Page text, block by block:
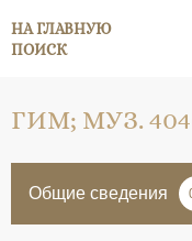
НА ГЛАВНУЮ
ПОИСК
ГИМ; МУЗ.
Общие сведения